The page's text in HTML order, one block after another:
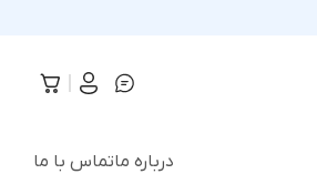
درباره ماتماس با ما